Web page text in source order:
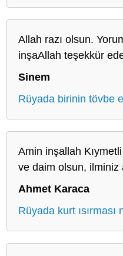
Allah razı olsun.
inşaAllah teşekkür
Sinem
Rüyada birinin tövbe
Amin inşallah
ve daim olsun, ilminiz
Ahmet Karaca
Rüyada kurt